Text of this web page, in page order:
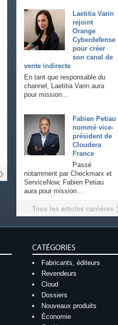
Laetitia Varin
rejoint
Orange
Cyberdefense
pour créer
son canal de
vente indirecte
En tant que responsable du
channel, Laetitia Varin aura
pour mission...
Fabien Petiau
nommé vice-
président de
Cloudera
France
Passé
notamment par Checkmarx et
ServiceNow, Fabien Petiau
aura pour mission...
Tous les articles carrières
CATÉGORIES
Fabricants, éditeurs
Revendeurs
Cloud
Dossiers
Nouveaux produits
Économie